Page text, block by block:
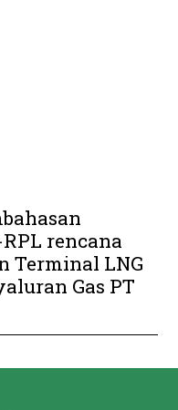
rencana
Terminal LNG
Gas PT